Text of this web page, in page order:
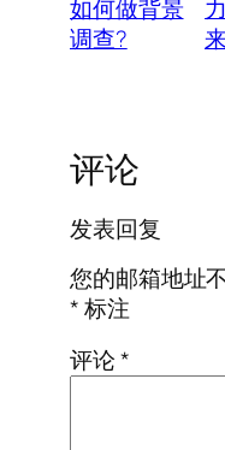
如何做背景
调查?
评论
发表回复
您的邮箱地址
*标注
评论*